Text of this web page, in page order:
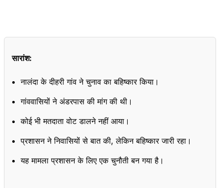
सारांश:
नालंदा के दीहरी गांव ने चुनाव का बहिष्कार किया।
गांववासियों ने अंडरपास की मांग की थी।
कोई भी मतदाता वोट डालने नहीं आया।
प्रशासन ने निवासियों से बात की, लेकिन बहिष्कार जारी रहा।
यह मामला प्रशासन के लिए एक चुनौती बन गया है।